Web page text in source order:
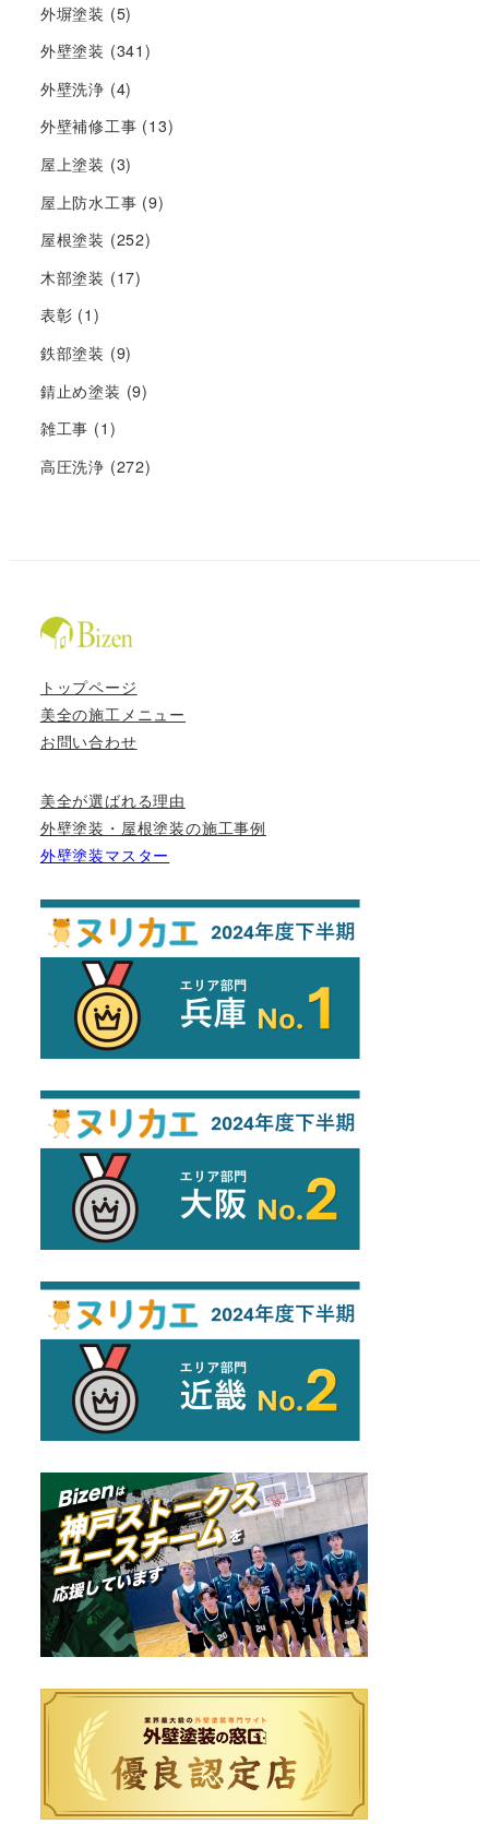
外塀塗装 (5)
外壁塗装 (341)
外壁洗浄 (4)
外壁補修工事 (13)
屋上塗装 (3)
屋上防水工事 (9)
屋根塗装 (252)
木部塗装 (17)
表彰 (1)
鉄部塗装 (9)
錆止め塗装 (9)
雑工事 (1)
高圧洗浄 (272)
トップページ
美全の施工メニュー
お問い合わせ
美全が選ばれる理由
外壁塗装・屋根塗装の施工事例
外壁塗装マスター